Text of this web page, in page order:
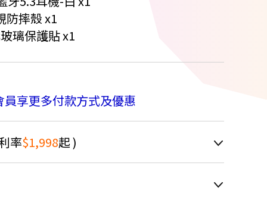
防摔殼 x1
璃保護貼 x1
享更多付款方式及優惠
率$1,998起 )
顯示為主